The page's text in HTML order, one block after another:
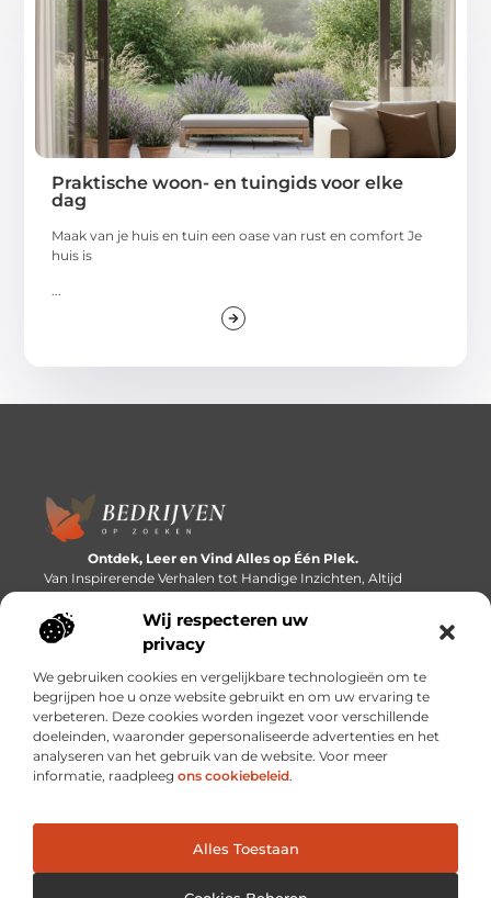
Wij respecteren uw
privacy
We gebruiken cookies en vergelijkbare technologieën om te
begrijpen hoe u onze website gebruikt en om uw ervaring te
verbeteren. Deze cookies worden ingezet voor verschillende
doeleinden, waaronder gepersonaliseerde advertenties en het
analyseren van het gebruik van de website. Voor meer
informatie, raadpleeg ons cookiebeleid.
Alles Toestaan
Praktische woon- en tuingids voor elke
dag
Maak van je huis en tuin een oase van rust en comfort Je
huis is
...
Ontdek, Leer en Vind Alles op Één Plek.
Van Inspirerende Verhalen tot Handige Inzichten, Altijd
Binnen Handbereik.
Bericht categorie
Onze informatie
@2025 www.bedrijvenopzoeken.nl. All Right Reserved.